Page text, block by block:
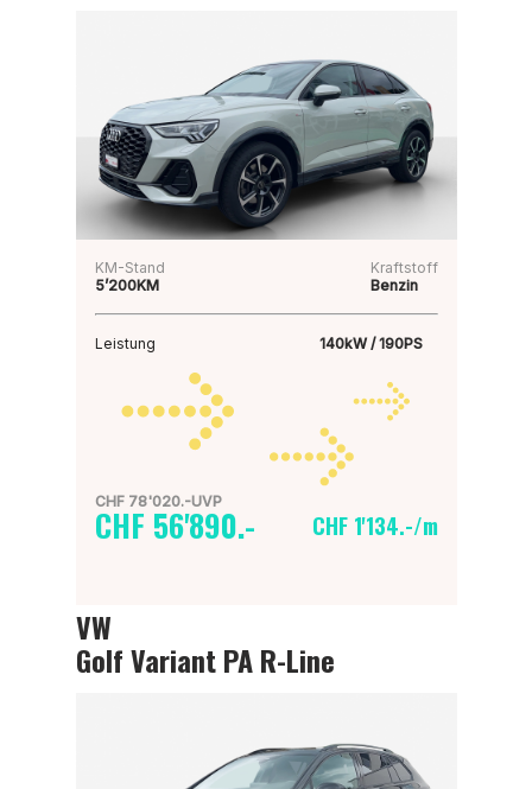
KM-Stand
5’200KM
Kraftstoff
Benzin
Leistung 140kW / 190PS
CHF 78'020.-UVP
CHF 56'890.- CHF 1'134.-/m
VW
Golf Variant PA R-Line